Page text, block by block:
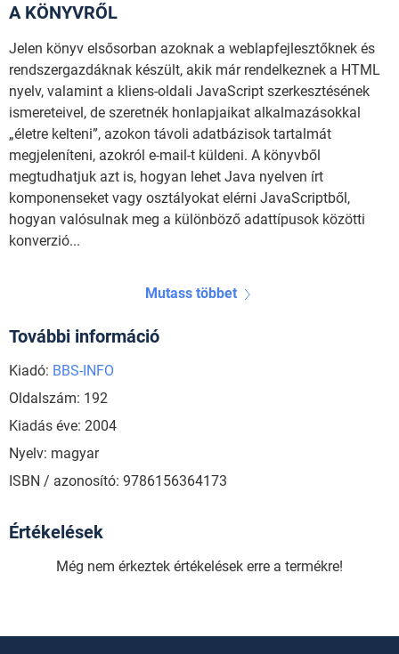
A KÖNYVRŐL
Jelen könyv elsősorban azoknak a weblapfejlesztőknek és
rendszergazdáknak készült, akik már rendelkeznek a HTML
nyelv, valamint a kliens-oldali JavaScript szerkesztésének
ismereteivel, de szeretnék honlapjaikat alkalmazásokkal
„életre kelteni”, azokon távoli adatbázisok tartalmát
megjeleníteni, azokról e-mail-t küldeni. A könyvből
megtudhatjuk azt is, hogyan lehet Java nyelven írt
komponenseket vagy osztályokat elérni JavaScriptből,
hogyan valósulnak meg a különböző adattípusok közötti
konverzió...
Mutass többet
További információ
Kiadó: BBS-INFO
Oldalszám: 192
Kiadás éve: 2004
Nyelv: magyar
ISBN / azonosító: 9786156364173
Értékelések
Még nem érkeztek értékelések erre a termékre!